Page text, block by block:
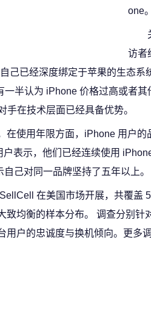
one
访者
己已经深度绑定于苹果的生态
一半认为 iPhone 价格过高或者
手在技术层面已经具备优势。
在使用年限方面，iPhone 用户
户表示，他们已经连续使用
己对同一品牌坚持了五年以上。
在美国市场开展，共覆盖
致均衡的样本分布。 调查分别
用户的忠诚度与换机倾向。更多